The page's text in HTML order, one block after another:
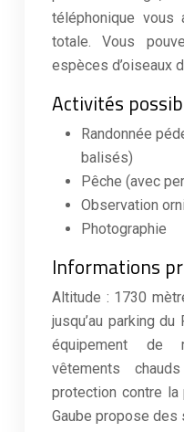
téléphonique vous
totale. Vous
espèces d’oiseaux
Activités
Randonnée
balisés)
Pêche (avec
Observation
Photographie
Informations
Altitude : 1730
jusqu’au parking du
équipement de
vêtements
protection contre
Gaube propose des